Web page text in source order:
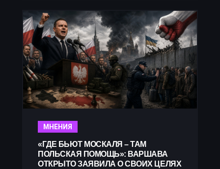
МНЕНИЯ
«ГДЕ БЬЮТ МОСКАЛЯ – ТАМ
ПОЛЬСКАЯ ПОМОЩЬ»: ВАРШАВА
ОТКРЫТО ЗАЯВИЛА О СВОИХ ЦЕЛЯХ